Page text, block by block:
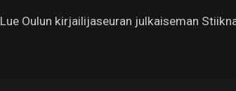
Lue Oulun kirjailijaseuran julkaiseman